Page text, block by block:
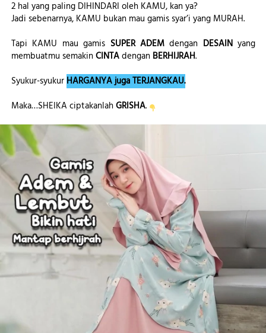
2 hal yang paling DIHINDARI oleh KAMU, kan ya?
Jadi sebenarnya, KAMU bukan mau gamis syar’i yang MURAH.
Tapi KAMU mau gamis SUPER ADEM dengan DESAIN yang
membuatmu semakin CINTA dengan BERHIJRAH.
Syukur-syukur HARGANYA juga TERJANGKAU.
Maka…SHEIKA ciptakanlahGRISHA.